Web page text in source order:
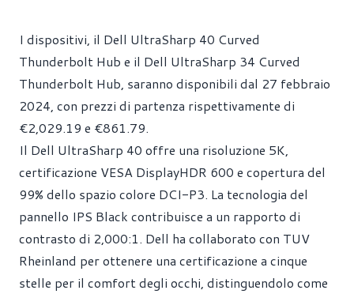
I dispositivi, il Dell UltraSharp 40 Curved
Thunderbolt Hub e il Dell UltraSharp 34 Curved
Thunderbolt Hub, saranno disponibili dal 27 febbraio
2024, con prezzi di partenza rispettivamente di
€2,029.19 e €861.79.
Il Dell UltraSharp 40 offre una risoluzione 5K,
certificazione VESA DisplayHDR 600 e copertura del
99% dello spazio colore DCI-P3. La tecnologia del
pannello IPS Black contribuisce a un rapporto di
contrasto di 2,000:1. Dell ha collaborato con TUV
Rheinland per ottenere una certificazione a cinque
stelle per il comfort degli occhi, distinguendolo come